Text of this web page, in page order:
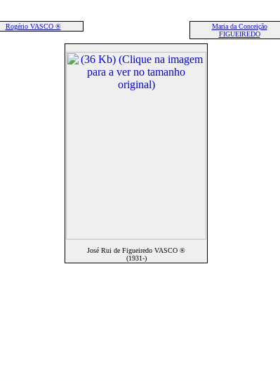
Rogério VASCO ®
Maria da Conceição
FIGUEIREDO
José Rui de Figueiredo VASCO ®
(1931-)